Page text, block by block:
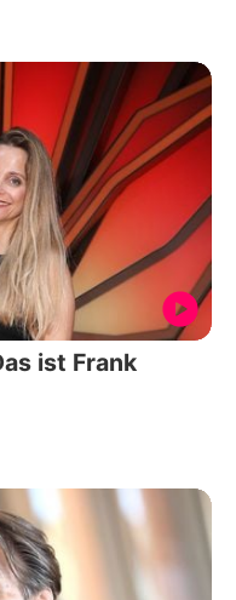
ist Frank